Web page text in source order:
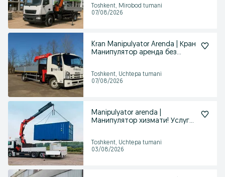
Toshkent, Mirobod tumani
07/08/2026
Kran Manipulyator Arenda | Кран
Манипулятор аренда без
Toshkent, Uchtepa tumani
07/08/2026
Manipulyator arenda |
Манипулятор хизмати! Услуга
Toshkent, Uchtepa tumani
03/08/2026